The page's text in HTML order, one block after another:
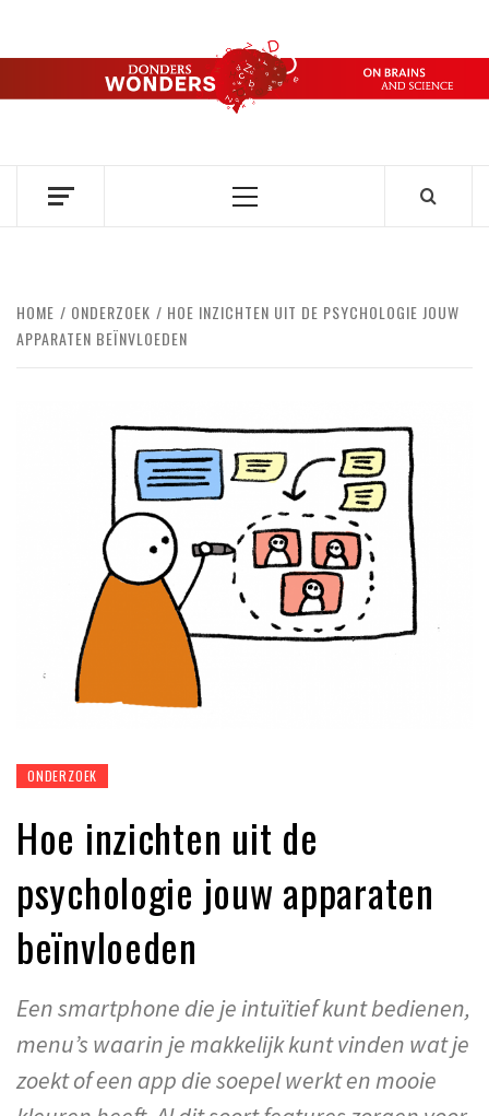
de
DONDERS
OVER HERSENEN EN WETENSCHAP // ON BRAINS AND
Primair
HOME ONDERZOEK
HOE INZICHTEN UIT DE PSYCHOLOGIE JOUW
APPARATEN BEÏNVLOEDEN
ONDERZOEK
Hoe inzichten uit de
psychologie jouw apparaten
beïnvloeden
Een smartphone die je intuïtief kunt bedienen,
menu’s waarin je makkelijk kunt vinden wat je
zoekt of een app die soepel werkt en mooie